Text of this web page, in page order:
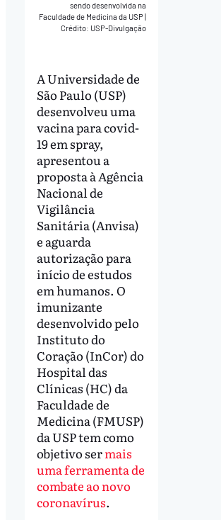
sendo desenvolvida na
Faculdade de Medicina da USP
Crédito: USP-Divulgação
A Universidade de
São Paulo (USP)
desenvolveu uma
vacina para covid-
19 em spray,
apresentou a
proposta à Agência
Nacional de
Vigilância
Sanitária (Anvisa)
e aguarda
autorização para
início de estudos
em humanos. O
imunizante
desenvolvido pelo
Instituto do
Coração (InCor) do
Hospital das
Clínicas (HC) da
Faculdade de
Medicina (FMUSP)
da USP tem como
objetivo sermais
uma ferramenta de
combate ao novo
coronavírus.